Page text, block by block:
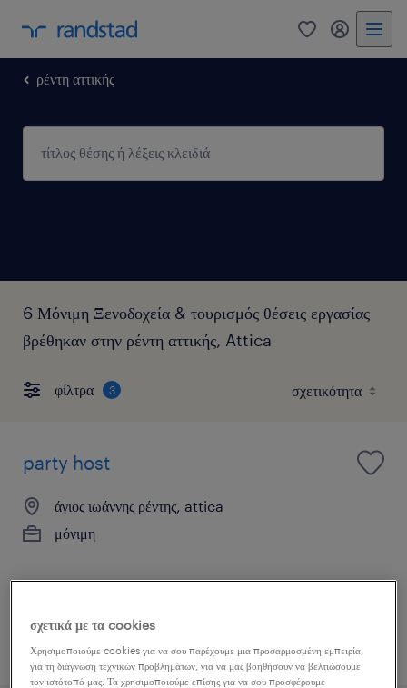
0 my
ρέντη αττικής
6 Μόνιμη Ξενοδοχεία & τουρισμός θέσεις εργασίας
βρέθηκαν στην ρέντη αττικής, Attica
φίλτρα 3
party host
άγιος ιωάννης ρέντης, attica
μόνιμη
δημοσιεύτηκε 29 ιουλίου 2026
σχετικά με τα cookies
Χρησιμοποιούμε cookies για να σου παρέχουμε μια προσαρμοσμένη εμπειρία,
για τη διάγνωση τεχνικών προβλημάτων, για να μας βοηθήσουν να βελτιώσουμε
τον ιστότοπό μας. Τα χρησιμοποιούμε επίσης για να σου προσφέρουμε